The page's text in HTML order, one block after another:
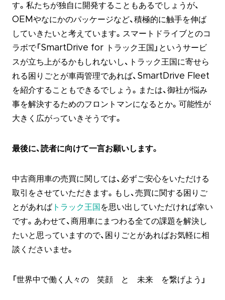
す。私たちが独自に開発することもあるでしょうが、
OEMやなにかのパッケージなど、積極的に触手を伸ば
していきたいと考えています。スマートドライブとのコ
ラボで「SmartDrive for トラック王国」というサービ
スが立ち上がるかもしれないし、トラック王国に寄せら
れる困りごとが車両管理であれば、SmartDrive Fleet
を紹介することもできるでしょう。または、御社が悩み
事を解決するためのフロントマンになるとか。可能性が
大きく広がっていきそうです。
最後に、読者に向けて一言お願いします。
中古商用車の売買に関しては、必ずご安心をいただける
取引をさせていただきます。もし、売買に関する困りご
とがあれば トラック王国 を思い出していただければ幸い
です。あわせて、商用車にまつわる全ての課題を解決し
たいと思っていますので、困りごとがあればお気軽に相
談くださいませ。
「世界中で働く人々の 笑顔 と 未来 を繋げよう」